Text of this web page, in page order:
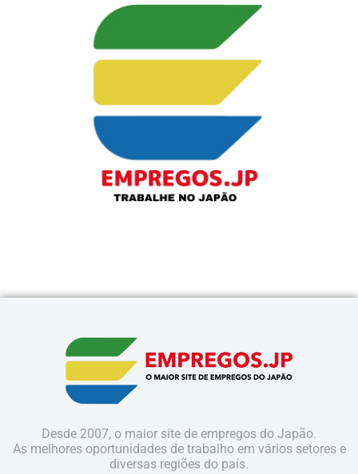
Desde 2007, o maior site de empregos do Japão.
As melhores oportunidades de trabalho em vários setores e
diversas regiões do país.